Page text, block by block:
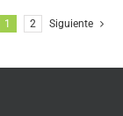
1 2 Siguiente